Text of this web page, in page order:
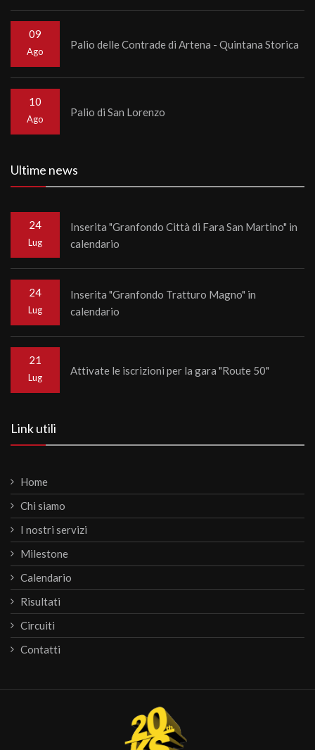
09
Ago
Palio delle Contrade di Artena - Quintana Storica
10
Ago
Palio di San Lorenzo
Ultime news
24
Lug
Inserita "Granfondo Città di Fara San Martino" in
calendario
24
Lug
Inserita "Granfondo Tratturo Magno" in
calendario
21
Lug
Attivate le iscrizioni per la gara "Route 50"
Link utili
Home
Chi siamo
I nostri servizi
Milestone
Calendario
Risultati
Circuiti
Contatti